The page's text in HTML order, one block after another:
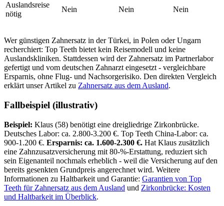
Auslandsreise
nötig
Nein Nein Nein
Wer günstigen Zahnersatz in der Türkei, in Polen oder Ungarn
recherchiert: Top Teeth bietet kein Reisemodell und keine
Auslandskliniken. Stattdessen wird der Zahnersatz im Partnerlabor
gefertigt und vom deutschen Zahnarzt eingesetzt - vergleichbare
Ersparnis, ohne Flug- und Nachsorgerisiko. Den direkten Vergleich
erklärt unser Artikel zu Zahnersatz aus dem Ausland.
Fallbeispiel (illustrativ)
Beispiel: Klaus (58) benötigt eine dreigliedrige Zirkonbrücke.
Deutsches Labor: ca. 2.800-3.200 €. Top Teeth China-Labor: ca.
900-1.200 €. Ersparnis: ca. 1.600-2.300 €. Hat Klaus zusätzlich
eine Zahnzusatzversicherung mit 80-%-Erstattung, reduziert sich
sein Eigenanteil nochmals erheblich - weil die Versicherung auf den
bereits gesenkten Grundpreis angerechnet wird. Weitere
Informationen zu Haltbarkeit und Garantie: Garantien von Top
Teeth für Zahnersatz aus dem Ausland und Zirkonbrücke: Kosten
und Haltbarkeit im Überblick.